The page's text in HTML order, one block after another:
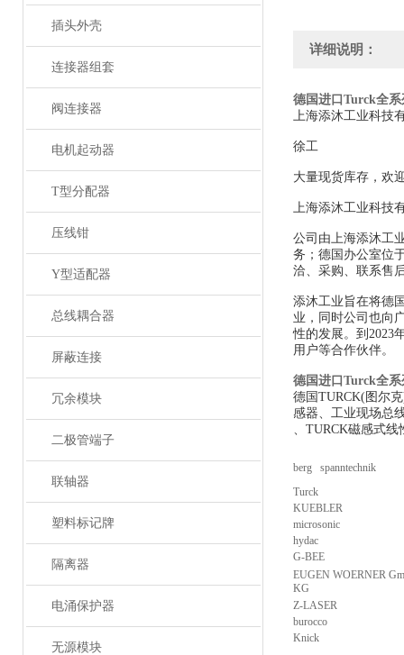
插头外壳
连接器组套
阀连接器
电机起动器
T型分配器
压线钳
Y型适配器
总线耦合器
屏蔽连接
冗余模块
二极管端子
联轴器
塑料标记牌
隔离器
电涌保护器
无源模块
详细说明：
德国进口Turck全
上海添沐工业科技
徐工
大量现货库存，欢
上海添沐工业科技
公司由上海添沐工
务；德国办公室位
洽、采购、联系售
添沐工业旨在将德
业，同时公司也向
性的发展。到2023
用户等合作伙伴。
德国进口Turck全
德国TURCK(图尔
感器、工业现场总
、TURCK磁感式
berg spanntechnik
Turck
KUEBLER
microsonic
hydac
G-BEE
EUGEN WOERNER
KG
Z-LASER
burocco
Knick